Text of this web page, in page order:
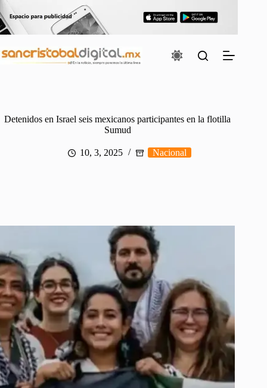
al
contenido
Detenidos en Israel seis mexicanos participantes en la flotilla
Sumud
10, 3, 2025 Nacional